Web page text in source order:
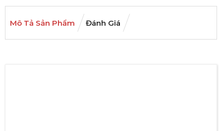
Mô Tả Sản Phẩm Đánh Giá